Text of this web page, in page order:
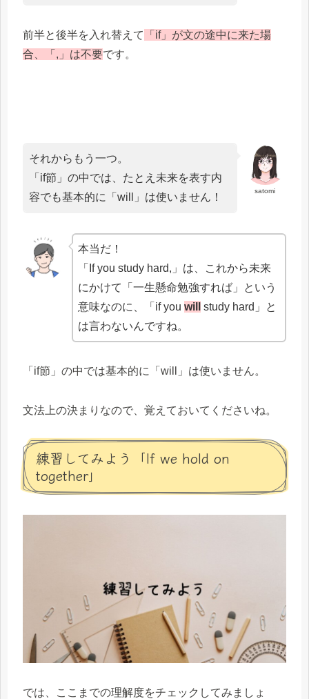
前半と後半を入れ替えて
「if」が文の途中に来た場
合、「,」は不要です。
satomi
それからもう一つ。
「if節」の中では、たとえ未来を表す内
容でも基本的に「will」は使いません！
本当だ！
「If you study hard,」は、これから未来
にかけて「一生懸命勉強すれば」という
意味なのに、「if youwill
study hard」と
は言わないんですね。
「if節」の中では基本的に「will」は使いません。
文法上の決まりなので、覚えておいてくださいね。
練習してみよう「If we hold on
together」
では、ここまでの理解度をチェックしてみましょ